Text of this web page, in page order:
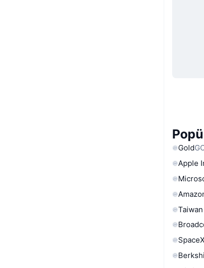
Gold
Apple
SpaceX